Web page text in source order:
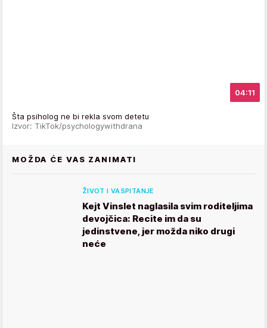
04:11
Šta psiholog ne bi rekla svom detetu
Izvor: TikTok/psychologywithdrana
MOŽDA ĆE VAS ZANIMATI
ŽIVOT I VASPITANJE
Kejt Vinslet naglasila svim roditeljima
devojčica: Recite im da su
jedinstvene, jer možda niko drugi
neće